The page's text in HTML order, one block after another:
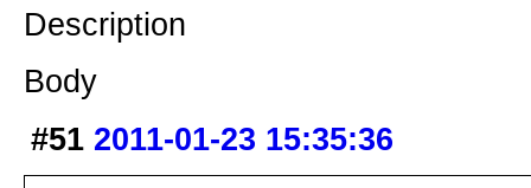
Description
Body
#51 2011-01-23 15:35:36